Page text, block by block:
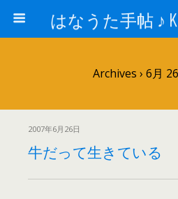
Archives › 6月
2007年6月26日
牛だって生きている